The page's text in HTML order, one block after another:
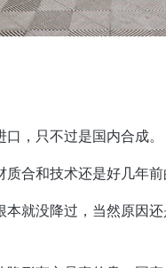
，只不过是国内合成。
合和技术还是好几年前
就没降过，当然原因